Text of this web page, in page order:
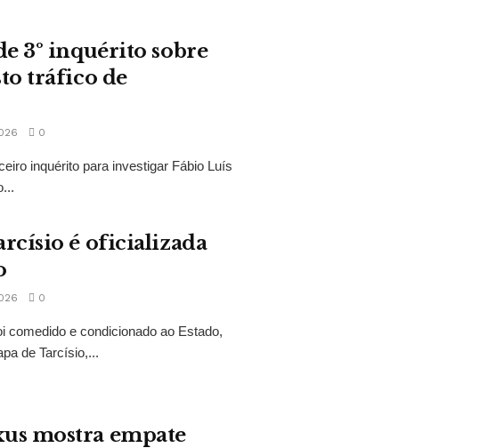
3º inquérito sobre
tráfico de
0
inquérito para investigar Fábio Luís
é oficializada
0
comedido e condicionado ao Estado,
de Tarcísio,...
mostra empate